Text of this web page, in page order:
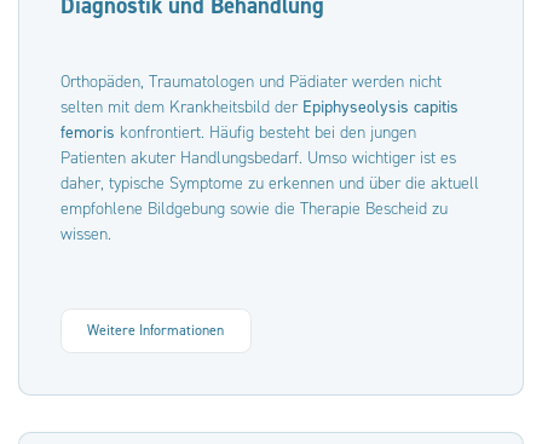
Orthopäden, Traumatologen und Pädiater werden nicht
selten mit dem Krankheitsbild der Epiphyseolysis capitis
femoris konfrontiert. Häufig besteht bei den jungen
Patienten akuter Handlungsbedarf. Umso wichtiger ist es
daher, typische Symptome zu erkennen und über die aktuell
empfohlene Bildgebung sowie die Therapie Bescheid zu
wissen.
Weitere Informationen